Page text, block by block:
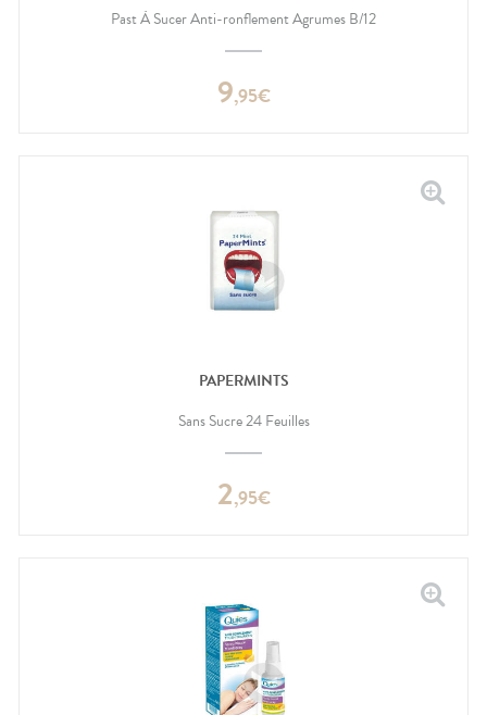
Past À Sucer Anti-ronflement Agrumes B/12
9,95€
PAPERMINTS
Sans Sucre 24 Feuilles
2,95€